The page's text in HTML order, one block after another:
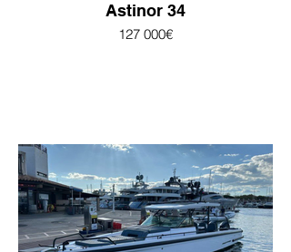
Astinor 34
127 000€